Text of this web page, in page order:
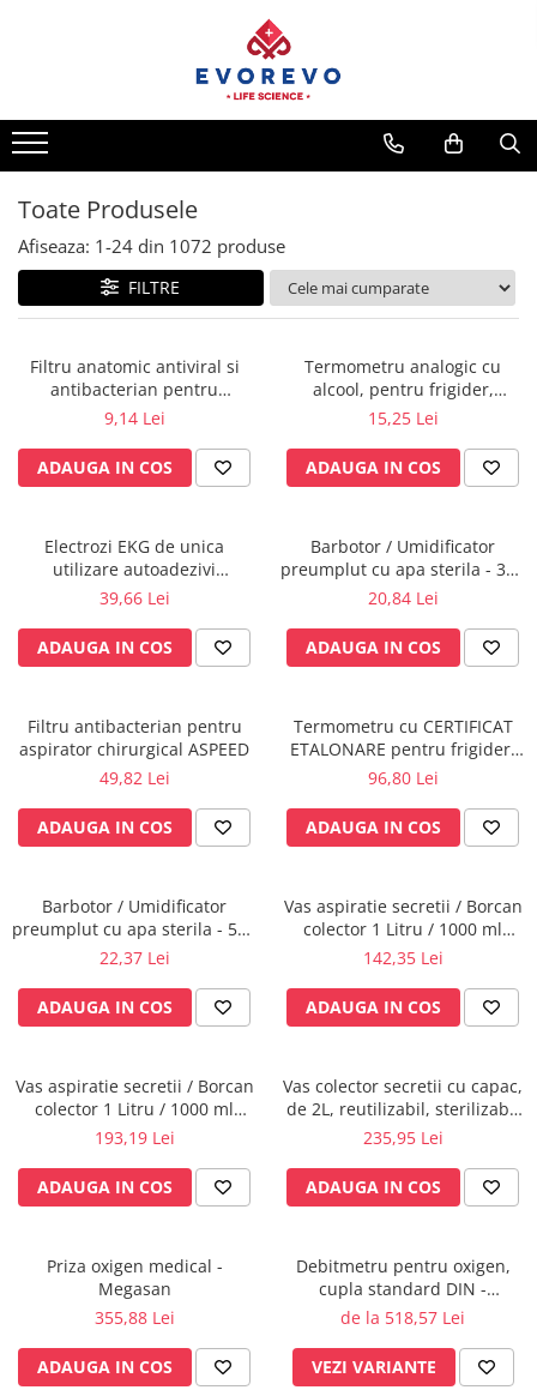
Nebulizatoare
Concentratoare oxigen
Senzori SpO2
Pulsoximetre
Capnometre
Lampi operatie
Negatoscoape
Holter EKG
Injectomate
CPAP si AUTOCPAP
Instalatii gaze medicinale
Statii gaze medicinale
Prize gaze medicinale
Regulatoare presiune gaze
medicinale
Butelii gaze medicale
Conectori gaze medicinale
Componente statii gaze
Panouri control si alarmare
Console ATI si UPU
Dispozitive si sisteme de prindere /
Rampa gaze medicale pat pacient
Rampa iluminat alarmare
Accesorii vase
Tevi cupru si accesorii
Lavoare apa sterila
Lavoare chirurgicale
Capsule, filtre finale apa sterila
Termometre
Higrometre
Toate Produsele
Afiseaza: 1-24 din 1072 produse
FILTRE
Filtru anatomic antiviral si
antibacterian pentru
spirometrie – int. Ø 27,5mm x
9,14 Lei
ADAUGA IN COS
Termometru analogic cu
alcool, pentru frigider,
congelator, vitrina frigorifica -
15,25 Lei
ADAUGA IN COS
Electrozi EKG de unica
utilizare autoadezivi
36x40mm cu capsa, pachet
39,66 Lei
ADAUGA IN COS
Barbotor / Umidificator
preumplut cu apa sterila - 350
ml - Amsino
20,84 Lei
ADAUGA IN COS
Filtru antibacterian pentru
aspirator chirurgical ASPEED
49,82 Lei
ADAUGA IN COS
Termometru cu CERTIFICAT
ETALONARE pentru frigider,
vitrine frigorifice,
96,80 Lei
ADAUGA IN COS
Barbotor / Umidificator
preumplut cu apa sterila - 550
ml - Amsino
22,37 Lei
ADAUGA IN COS
Vas aspiratie secretii / Borcan
colector 1 Litru / 1000 ml
pentru aspirator chirurgical -
accesorii incluse
142,35 Lei
ADAUGA IN COS
Vas aspiratie secretii / Borcan
colector 1 Litru / 1000 ml
pentru aspirator chirurgical -
accesorii incluse
193,19 Lei
ADAUGA IN COS
Vas colector secretii cu capac,
de 2L, reutilizabil, sterilizabil
la 121°C
235,95 Lei
ADAUGA IN COS
Priza oxigen medical -
Megasan
355,88 Lei
ADAUGA IN COS
Debitmetru pentru oxigen,
cupla standard DIN -
MEDIMETER - GCE
de la 518,57 Lei
VEZI VARIANTE